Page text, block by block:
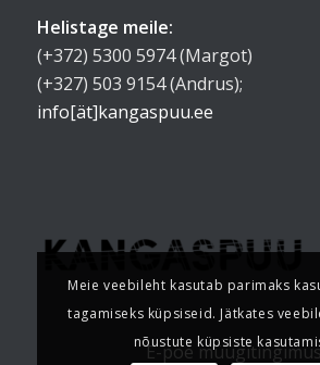
Helistage meile:
(+372) 5300 5974 (Margot)
(+327) 503 9154 (Andrus);
info[ät]kangaspuu.ee
E-poe
Meie veebileht kasutab parimaks
tagamiseks küpsiseid. Jätkates
nõustute küpsiste